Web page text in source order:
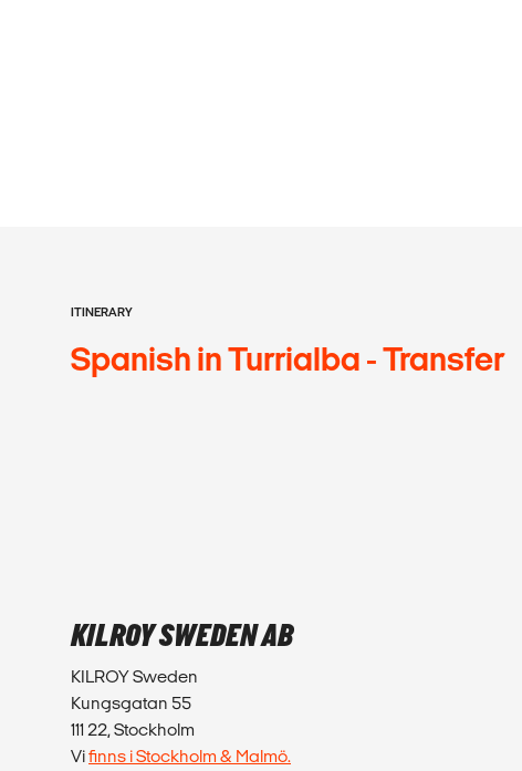
ITINERARY
Spanish in Turrialba - Transfer
KILROY SWEDEN AB
KILROY Sweden
Kungsgatan 55
111 22, Stockholm
Vifinns i Stockholm & Malmö.